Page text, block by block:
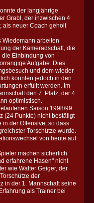
der langjährige
Grabl, der inzwischen 4
als neuer Coach geholt
Wiedemann arbeiten
der Kameradschaft, die
Einbindung von
Aufgabe. Dies
und dem wieder
konnten jedoch in den
erfüllt werden. Im
den 7. Platz; der 4.
optimistisch.
Saison 1998/99
(24 Punkte) nicht bestätigt
der Offensive, so dass
Torschütze wurde.
von heute auf
machen sicherlich
erfahrene Hasen" nicht
wie Walter Geiger, der
der
in der 1. Mannschaft seine
als Trainer bei